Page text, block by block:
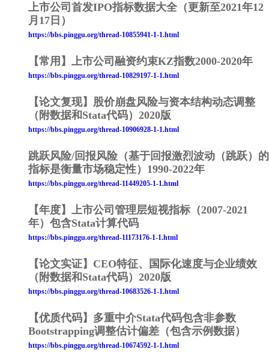
上市公司首发IPO指标数据大全（更新至2021年12
月17日）
https://bbs.pinggu.org/thread-10855941-1-1.html
【常用】上市公司融资约束KZ指数2000-2020年
https://bbs.pinggu.org/thread-10829197-1-1.html
【论文复现】股价崩盘风险与资本结构动态调整
（附数据和Stata代码）2020版
https://bbs.pinggu.org/thread-10906928-1-1.html
跳跃风险/回报风险（基于回报激烈波动（跳跃）的
指标是衡量市场稳定性）1990-2022年
https://bbs.pinggu.org/thread-11449205-1-1.html
【年度】上市公司管理层短视指标（2007-2021
年）包含Stata计算代码
https://bbs.pinggu.org/thread-11173176-1-1.html
【论文实证】CEO特征、国际化速度与企业绩效
（附数据和Stata代码）2020版
https://bbs.pinggu.org/thread-10683526-1-1.html
【优质代码】多重中介Stata代码包含非参数
Bootstrapping调整估计偏差（包含示例数据）
https://bbs.pinggu.org/thread-10674592-1-1.html